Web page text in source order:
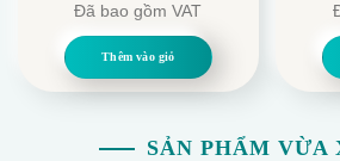
gốc
hiện
Đã bao gồm VAT
Thêm vào giỏ
SẢN PHẨM VỪA